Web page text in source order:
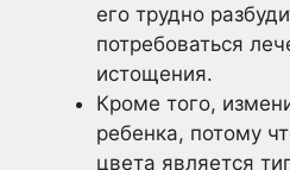
его трудно
потребоваться
истощения.
Кроме того,
ребенка, потому
цвета является